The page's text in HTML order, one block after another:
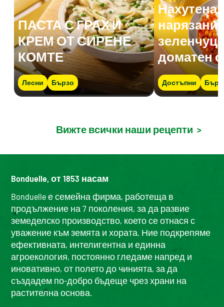
ПАСТА С ГРАХ И
КРЕМ ОТ СИРЕНЕ
КОМТЕ
Лесни Бързо
Нахутена
нарязани
доматен
Достъпни
Вижте всички наши рецепти >
Bonduelle, от 1853 насам
Bonduelle е семейна фирма, работеща в
продължение на 7 поколения, за да развие
земеделско производство, което се отнася с
уважение към земята и хората. Ние подкрепяме
ефективната, интелигентна и единна
агроекология, постоянно гледаме напред и
иновативно, от полето до чинията, за да
създадем по-добро бъдеще чрез храни на
растителна основа.